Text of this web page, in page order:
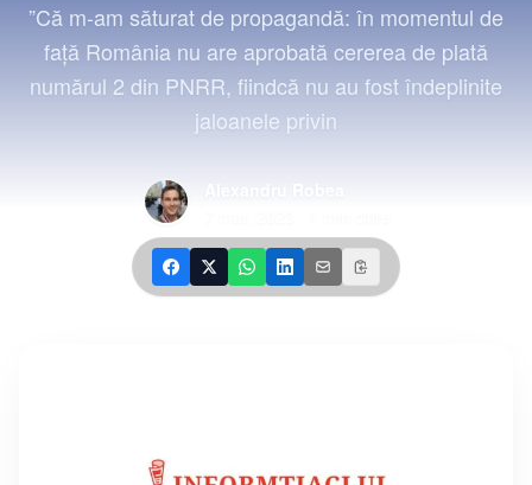
”Că m-am săturat de propagandă: în momentul de
faţă România nu are aprobată cererea de plată
numărul 2 din PNRR, fiindcă nu au fost îndeplinite
jaloanele privin